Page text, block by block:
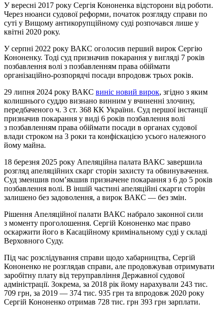
У вересні 2017 року Сергія Кононенка відсторони від роботи.
Через нюанси судової реформи, початок розгляду справи по
суті у Вищому антикорупційному суді розпочався лише у
квітні 2020 року.
У серпні 2022 року ВАКС оголосив перший вирок Сергію
Кононенку. Тоді суд призначив покарання у вигляді 7 років
позбавлення волі з позбавленням права обіймати
організаційно-розпорядчі посади впродовж трьох років.
29 липня 2024 року ВАКС виніс новий вирок, згідно з яким
колишнього суддю визнано винним у вчиненні злочину,
передбаченого ч. 3 ст. 368 КК України. Суд першої інстанції
призначив покарання у виді 6 років позбавлення волі
з позбавленням права обіймати посади в органах судової
влади строком на 3 роки та конфіскацією усього належного
йому майна.
18 березня 2025 року Апеляційна палата ВАКС завершила
розгляд апеляційних скарг сторін захисту та обвинувачення.
Суд зменшив пом’якшив призначене покарання з 6 до 5 років
позбавлення волі. В іншій частині апеляційні скарги сторін
залишено без задоволення, а вирок ВАКС — без змін.
Рішення Апеляційної палати ВАКС набрало законної сили
з моменту проголошення. Сергій Кононенко має право
оскаржити його в Касаційному кримінальному суді у складі
Верховного Суду.
Під час розслідування справи щодо хабарництва, Сергій
Кононенко не розглядав справи, але продовжував отримувати
заробітну плату від теруправління Державної судової
адміністрації. Зокрема, за 2018 рік йому нарахували 243 тис.
709 грн, за 2019 — 374 тис. 935 грн та впродовж 2020 року
Сергій Кононенко отримав 728 тис. грн 393 грн зарплати.